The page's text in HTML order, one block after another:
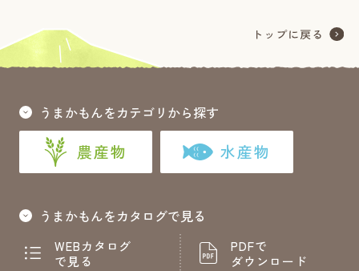
うまかもんをカテゴリから探す
農産物 水産物
うまかもんをカタログで見る
WEBカタログ
で見る
PDFで
ダウンロード